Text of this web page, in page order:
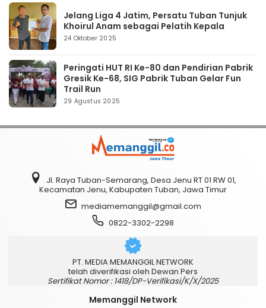
Jelang Liga 4 Jatim, Persatu Tuban Tunjuk
Khoirul Anam sebagai Pelatih Kepala
24 Oktober 2025
Peringati HUT RI Ke-80 dan Pendirian Pabrik
Gresik Ke-68, SIG Pabrik Tuban Gelar Fun
Trail Run
29 Agustus 2025
Jl. Raya Tuban-Semarang, Desa Jenu RT 01 RW 01,
Kecamatan Jenu, Kabupaten Tuban, Jawa Timur
mediamemanggil@gmail.com
0822-3302-2298
PT. MEDIA MEMANGGIL NETWORK
telah diverifikasi oleh Dewan Pers
Sertifikat Nomor : 1418/DP-Verifikasi/K/X/2025
Memanggil Network